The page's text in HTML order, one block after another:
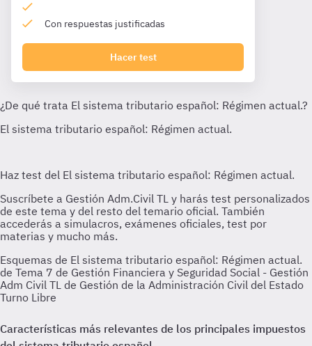
Con respuestas justificadas
Hacer test
Esquemas de El sistema tributario español: Régimen actual.
de Tema 7 de Gestión Financiera y Seguridad Social - Gestión
Adm Civil TL de Gestión de la Administración Civil del Estado
Turno Libre
Características más relevantes de los principales impuestos